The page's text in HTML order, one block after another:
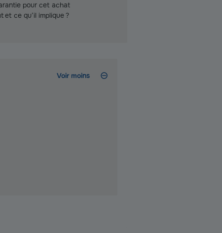
pour cet achat
et ce qu’il implique ?
Voir moins